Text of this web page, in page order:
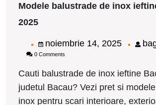
Modele balustrade de inox
2025balustrade
inox
ieftine
Bacau
2025
noiembrie 14, 2025
2025
0 Comments
Cauti balustrade de inox ieftine
judetul Bacau? Vezi pret si
inox pentru scari interioare,